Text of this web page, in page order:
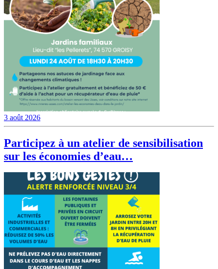
3 août 2026
Participez à un atelier de sensibilisation
sur les économies d’eau…